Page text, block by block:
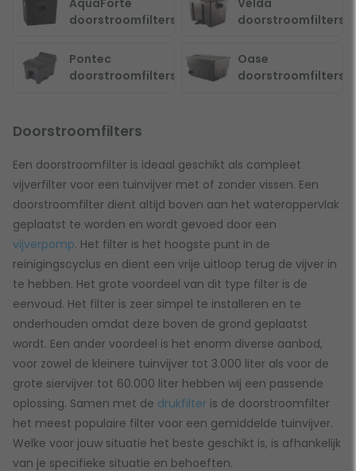
doorstroomfilters
doorstroomfilters
Pontec
doorstroomfilters
Oase
doorstroomfilters
Doorstroomfilters
Een doorstroomfilter is ideaal geschikt als compleet
vijverfilter voor een tuinvijver met of zonder vissen. Een
doorstroomfilter dient altijd boven aan het wateroppervlak
geplaatst te worden en wordt gevoed door een
vijverpomp. Het filter is het hoogste punt in de
reinigingscyclus en dient een vrije uitloop terug de vijver in
te hebben. Het grote voordeel van dit type filter is de
eenvoud. Het filter is zeer simpel te installeren en te
onderhouden omdat deze boven de grond geplaatst
wordt. Een ander voordeel is het enorm diverse aanbod,
voor zowel de kleinere tuinvijver tot 3.000 liter als voor de
grote siervijver tot 60.000 liter hebben wij een passende
oplossing. Samen met de drukfilter is de doorstroomfilter
het meest populaire filter voor een gemiddelde tuinvijver.
Welke voor jouw situatie het beste geschikt is, is afhankelijk
van je specifieke situatie en behoeften.